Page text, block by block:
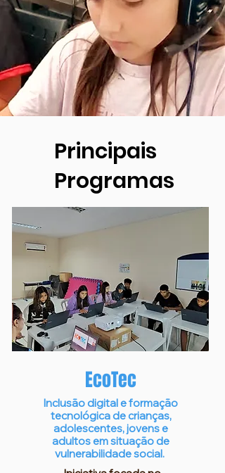
Tecnologia
Principais
Programas
EcoTec
Inclusão digital e formação
tecnológica de crianças,
adolescentes, jovens e
adultos em situação de
vulnerabilidade social.